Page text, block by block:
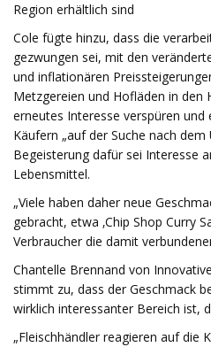
Region erhältlich sind
Cole fügte hinzu, dass die
gezwungen sei, mit den
und inflationären
Metzgereien und Hofläden in den
erneutes Interesse verspüren und
Käufern „auf der Suche nach dem
Begeisterung dafür sei Interesse
Lebensmittel.
„Viele haben daher neue
gebracht, etwa ‚Chip Shop Curry
Verbraucher die damit
Chantelle Brennand von
stimmt zu, dass der Geschmack
wirklich interessanter Bereich ist,
„Fleischhändler reagieren auf die